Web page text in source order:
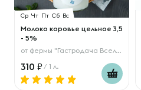
Ср Чт Пт Сб Вс
Молоко коровье цельное 3,5
- 5%
от фермы "Гастродача Вселуг"
310 / 1 л.